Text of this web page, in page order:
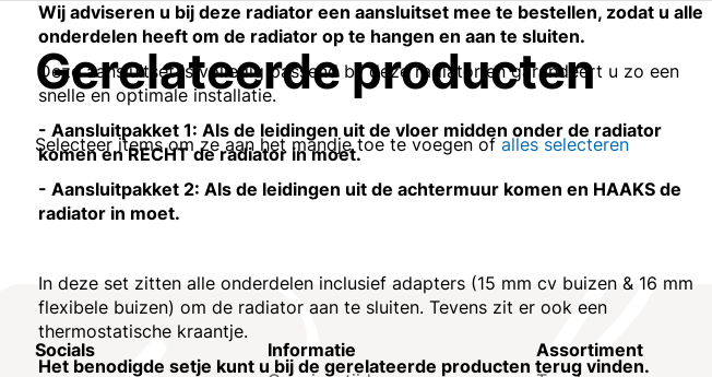
Wij adviseren u bij deze radiator een aansluitset mee te bestellen, zodat u alle
onderdelen heeft om de radiator op te hangen en aan te sluiten.
Deze aansluitset is volledig passend bij deze radiator en garandeert u zo een
snelle en optimale installatie.
- Aansluitpakket 1: Als de leidingen uit de vloer midden onder de radiator
komen en RECHT de radiator in moet.
- Aansluitpakket 2: Als de leidingen uit de achtermuur komen en HAAKS de
radiator in moet.
In deze set zitten alle onderdelen inclusief adapters (15 mm cv buizen & 16 mm
flexibele buizen) om de radiator aan te sluiten. Tevens zit er ook een
thermostatische kraantje.
Het benodigde setje kunt u bij de gerelateerde producten terug vinden.
Gerelateerde producten
Selecteer items om ze aan het mandje toe te voegen of alles selecteren
Socials
Informatie
Assortiment